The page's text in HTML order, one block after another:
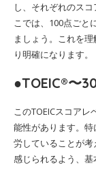
し、それぞれのス
こでは、100点ごと
ましょう。これを
り明確になります。
●TOEIC®〜
このTOEICスコア
能性があります。
労していることが
感じられるよう、基